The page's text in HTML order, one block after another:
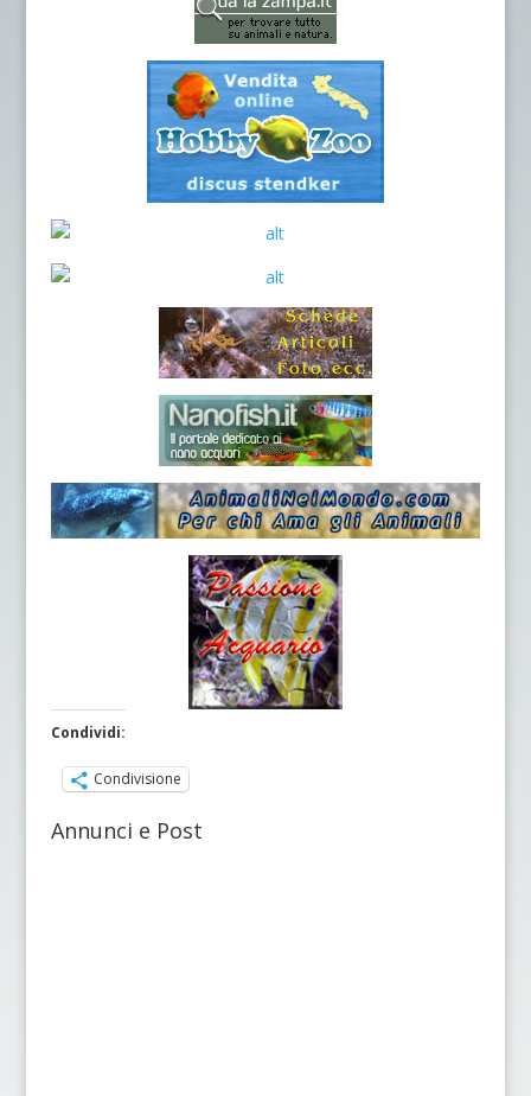
Condividi:
Condivisione
Annunci e Post